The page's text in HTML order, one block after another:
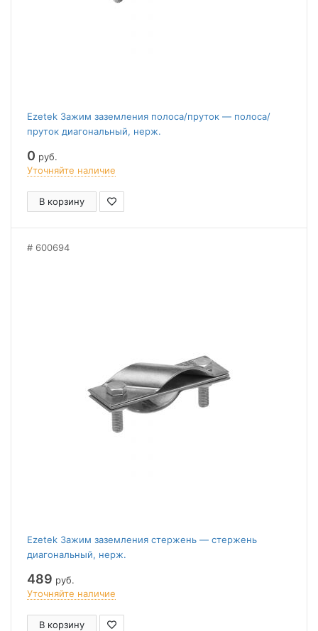
Ezetek Зажим заземления полоса/пруток — полоса/
пруток диагональный, нерж.
0 руб.
Уточняйте наличие
В корзину
600694
Ezetek Зажим заземления стержень — стержень
диагональный, нерж.
489 руб.
Уточняйте наличие
В корзину